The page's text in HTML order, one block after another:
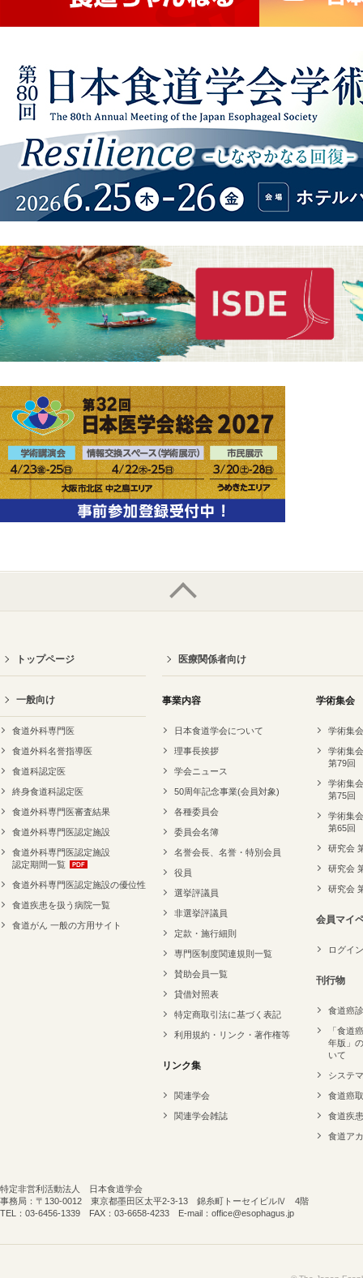
トップページ
一般向け
食道外科専門医
食道外科名誉指導医
食道科認定医
終身食道科認定医
食道外科専門医審査結果
食道外科専門医認定施設
食道外科専門医認定施設
認定期間一覧
食道外科専門医認定施設の優位性
食道疾患を扱う病院一覧
食道がん 一般の方用サイト
医療関係者向け
事業内容
日本食道学会について
理事長挨拶
学会ニュース
50周年記念事業(会員対象)
各種委員会
委員会名簿
名誉会長、名誉・特別会員
役員
選挙評議員
非選挙評議員
定款・施行細則
専門医制度関連規則一覧
賛助会員一覧
貸借対照表
特定商取引法に基づく表記
利用規約・リンク・著作権等
リンク集
関連学会
関連学会雑誌
学術集会
学術集
学術集
第79回
学術集
第75回
学術集
第65回
研究会
研究会
研究会
会員マイ
ログイン
刊行物
食道癌
「食道
年版」
いて
システ
食道癌
食道疾
食道ア
特定非営利活動法人 日本食道学会
事務局：〒130-0012 東京都墨田区太平2-3-13 錦糸町トーセイビルⅣ 4階
TEL：03-6456-1339 FAX：03-6658-4233 E-mail：office@esophagus.jp